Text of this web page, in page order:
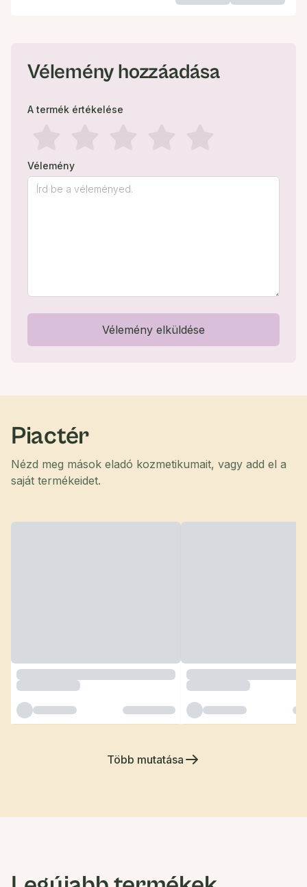
Vélemény hozzáadása
A termék értékelése
Vélemény
Vélemény elküldése
Piactér
Nézd meg mások eladó kozmetikumait, vagy add el a
saját termékeidet.
Több mutatása